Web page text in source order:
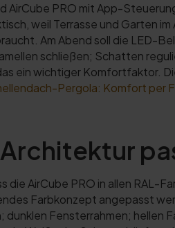
PRO mit App-
weil Terrasse und Garten
Am Abend soll die LED-
schließen; Schatten
ein wichtiger Komfortfaktor.
Pergola: Komfort per
AirCube PRO in allen RAL-
Farbkonzept angepasst
Fensterrahmen; hellen